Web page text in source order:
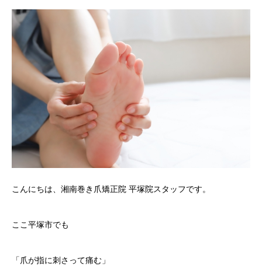
こんにちは、湘南巻き爪矯正院 平塚院スタッフです。
ここ平塚市でも
「爪が指に刺さって痛む」